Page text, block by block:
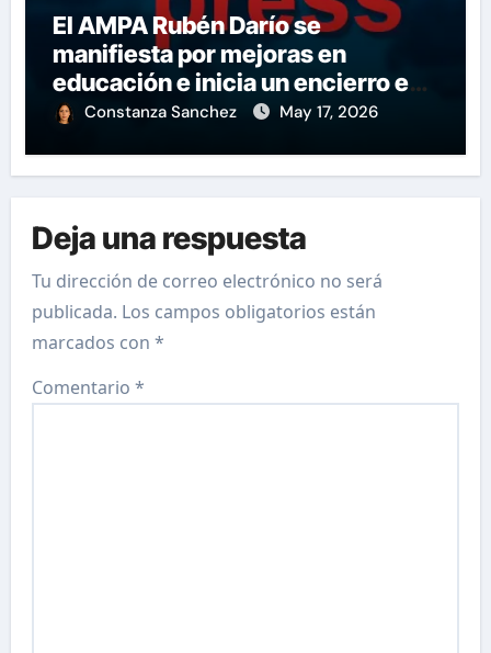
El AMPA Rubén Darío se
manifiesta por mejoras en
educación e inicia un encierro en
apoyo a la huelga.
Constanza Sanchez May 17, 2026
Deja una respuesta
Tu dirección de correo electrónico no será
publicada. Los campos obligatorios están
marcados con*
Comentario*